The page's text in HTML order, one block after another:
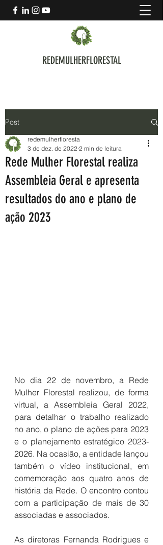
REDEMULHERFLORESTAL
Post
Rede Mulher Florestal realiza
Assembleia Geral e apresenta
resultados do ano e plano de
ação 2023
redemulherfloresta
3 de dez. de 2022 2 min de leitura
No dia 22 de novembro, a Rede
Mulher Florestal realizou, de forma
virtual, a Assembleia Geral 2022,
para detalhar o trabalho realizado
no ano, o plano de ações para 2023
e o planejamento estratégico 2023-
2026. Na ocasião, a entidade lançou
também o vídeo institucional, em
comemoração aos quatro anos de
história da Rede. O encontro contou
com a participação de mais de 30
associadas e associados.
As diretoras Fernanda Rodrigues e